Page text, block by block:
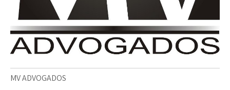
MV ADVOGADOS